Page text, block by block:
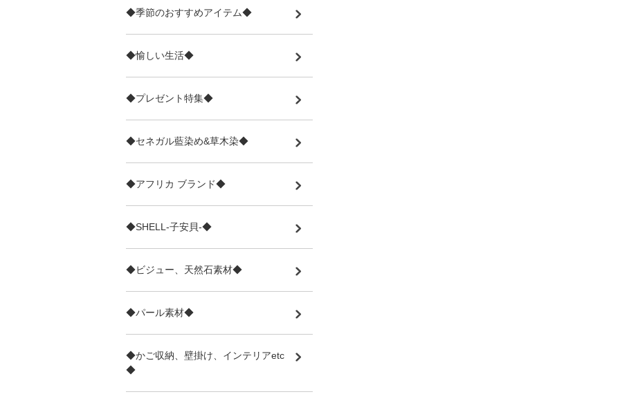
◆季節のおすすめアイテム◆
◆愉しい生活◆
◆プレゼント特集◆
◆セネガル藍染め&草木染◆
◆アフリカ ブランド◆
◆SHELL-子安貝-◆
◆ビジュー、天然石素材◆
◆パール素材◆
◆かご収納、壁掛け、インテリアetc
◆